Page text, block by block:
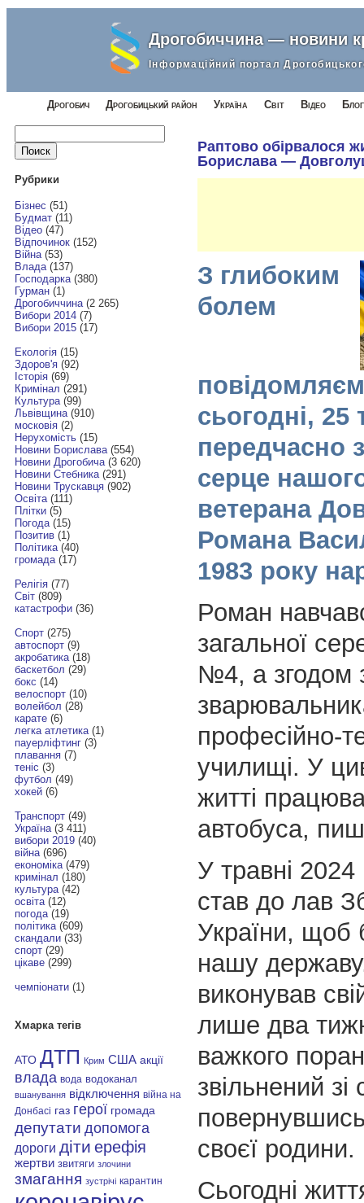
Дрогобиччина — новини
Інформаційний портал
Дрогобич Дрогобицький район Україна Світ Відео
Найти:
Рубрики
Бізнес (51)
Будмат(11)
Відео(47)
Відпочинок(152)
Війна(53)
Влада(137)
Господарка(380)
Гурман(1)
Дрогобиччина(2 265)
Вибори 2014(7)
Вибори 2015(17)
Екологія(15)
Здоров'я(92)
Історія(69)
Кримінал (291)
Культура(99)
Львівщина(910)
московія(2)
Нерухомість(15)
Новини Борислава(554)
Новини Дрогобича(3 620)
Новини Стебника(291)
Новини Трускавця(902)
Освіта(111)
Плітки(5)
Погода(15)
Позитив(1)
Політика(40)
громада(17)
Релігія(77)
Світ(809)
катастрофи(36)
Спорт(275)
автоспорт(9)
акробатика(18)
баскетбол (29)
бокс (14)
велоспорт(10)
волейбол (28)
карате(6)
легка атлетика(1)
пауерліфтинг(3)
плавання(7)
теніс (3)
футбол (49)
хокей(6)
Транспорт(49)
Україна(3 411)
вибори 2019(40)
війна(696)
економіка(479)
кримінал (180)
культура(42)
освіта(12)
погода(19)
політика(609)
скандали(33)
спорт(29)
цікаве(299)
чемпіонати(1)
Хмарка тегів
АТО ДТП Крим США акції
влада вода водоканал
вшанування відключення війна на
Донбасі газ герої громада
депутати допомога
дороги діти ерефія
жертви звитяги злочини
змагання зустрічі карантин
Раптово обірвалося
Борислава —
З глибоким
болем
сьогодні, 25
передчасно
серце
ветерана
Романа
1983 року
Роман
загальної
№4, а згодом
професійно-
училищі. У
житті
автобуса,
У травні 2024
став до лав
України, щоб
нашу
виконував
лише два
важкого
звільнений
своєї родини.
Сьогодні